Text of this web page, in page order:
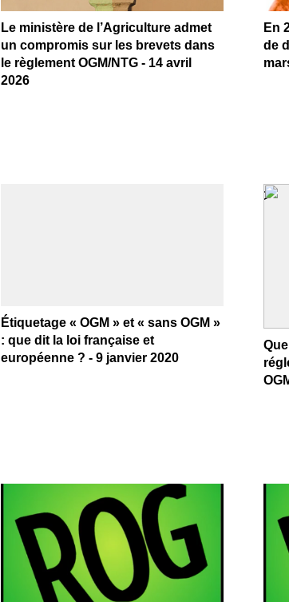
Le ministère de l’Agriculture admet
un compromis sur les brevets dans
le règlement OGM/NTG - 14 avril
2026
En
de
Étiquetage « OGM » et « sans OGM »
: que dit la loi française et
européenne ? - 9 janvier 2020
>